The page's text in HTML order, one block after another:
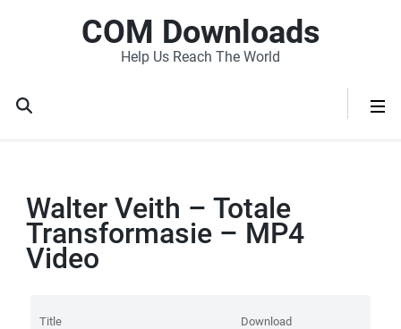
COM Downloads
Help Us Reach The World
Walter Veith – Totale
Transformasie – MP4
Video
Title Download